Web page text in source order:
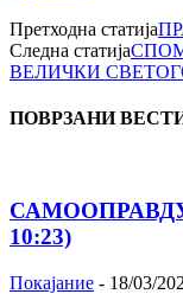
Претходна статија
Следна статија
ВЕЛИЧКИ
ПОВРЗАНИ
10:23)
Покајание - 18/03/